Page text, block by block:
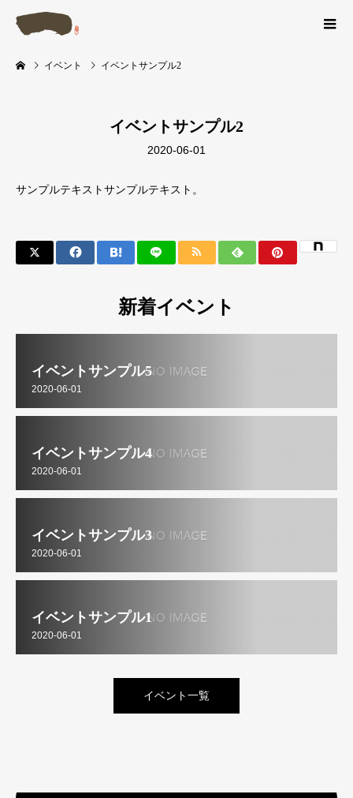
イベント イベントサンプル2
イベントサンプル2
2020-06-01
サンプルテキストサンプルテキスト。
新着イベント
イベントサンプル5
2020-06-01
イベントサンプル4
2020-06-01
イベントサンプル3
2020-06-01
イベントサンプル1
2020-06-01
イベント一覧